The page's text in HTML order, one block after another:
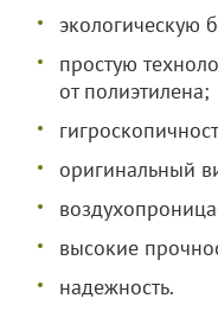
экологическую
простую
от полиэтилена;
оригинальный
высокие
надежность.